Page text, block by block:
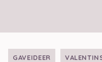
indhold
GAVEIDEER